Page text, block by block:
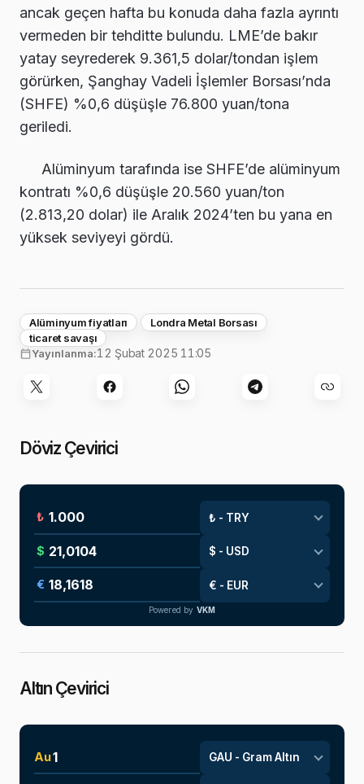
ancak geçen hafta bu konuda daha fazla ayrıntı
vermeden bir tehditte bulundu. LME’de bakır
yatay seyrederek 9.361,5 dolar/tondan işlem
görürken, Şanghay Vadeli İşlemler Borsası’nda
(SHFE) %0,6 düşüşle 76.800 yuan/tona
geriledi.
Alüminyum tarafında ise SHFE’de alüminyum
kontratı %0,6 düşüşle 20.560 yuan/ton
(2.813,20 dolar) ile Aralık 2024’ten bu yana en
yüksek seviyeyi gördü.
Alüminyum fiyatları
Londra Metal Borsası
ticaret savaşı
Yayınlanma:12 Şubat 2025 11:05
Döviz Çevirici
₺
$
€
Powered by VKM
Altın Çevirici
Au